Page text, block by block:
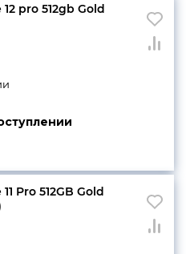
pro 512gb Gold
Pro 512GB Gold